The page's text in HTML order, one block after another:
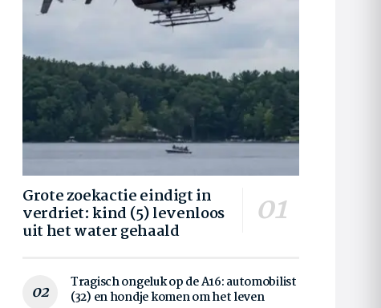
Grote zoekactie eindigt in
verdriet: kind (5) levenloos
uit het water gehaald
Tragisch ongeluk op de A16: automobilist
(32) en hondje komen om het leven